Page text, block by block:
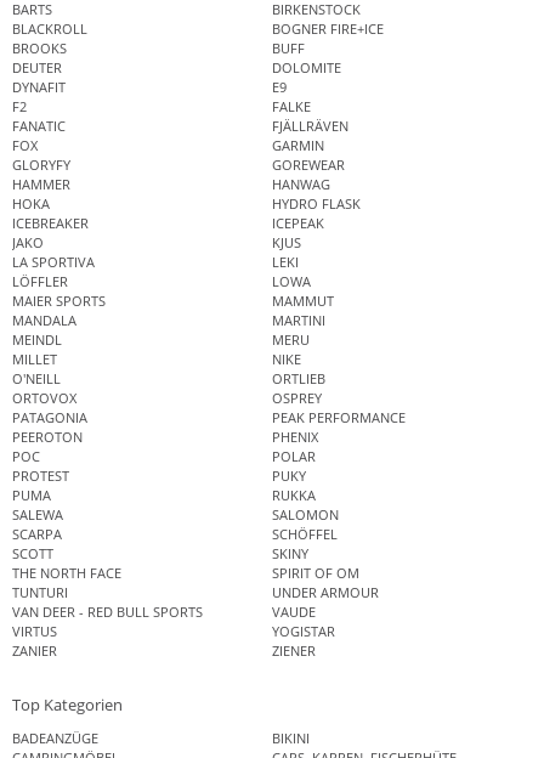
BARTS
BIRKENSTOCK
BLACKROLL
BOGNER FIRE+ICE
BROOKS
BUFF
DEUTER
DOLOMITE
DYNAFIT
E9
F2
FALKE
FANATIC
FJÄLLRÄVEN
FOX
GARMIN
GLORYFY
GOREWEAR
HAMMER
HANWAG
HOKA
HYDRO FLASK
ICEBREAKER
ICEPEAK
JAKO
KJUS
LA SPORTIVA
LEKI
LÖFFLER
LOWA
MAIER SPORTS
MAMMUT
MANDALA
MARTINI
MEINDL
MERU
MILLET
NIKE
O'NEILL
ORTLIEB
ORTOVOX
OSPREY
PATAGONIA
PEAK PERFORMANCE
PEEROTON
PHENIX
POC
POLAR
PROTEST
PUKY
PUMA
RUKKA
SALEWA
SALOMON
SCARPA
SCHÖFFEL
SCOTT
SKINY
THE NORTH FACE
SPIRIT OF OM
TUNTURI
UNDER ARMOUR
VAN DEER - RED BULL SPORTS
VAUDE
VIRTUS
YOGISTAR
ZANIER
ZIENER
Top Kategorien
BADEANZÜGE
BIKINI